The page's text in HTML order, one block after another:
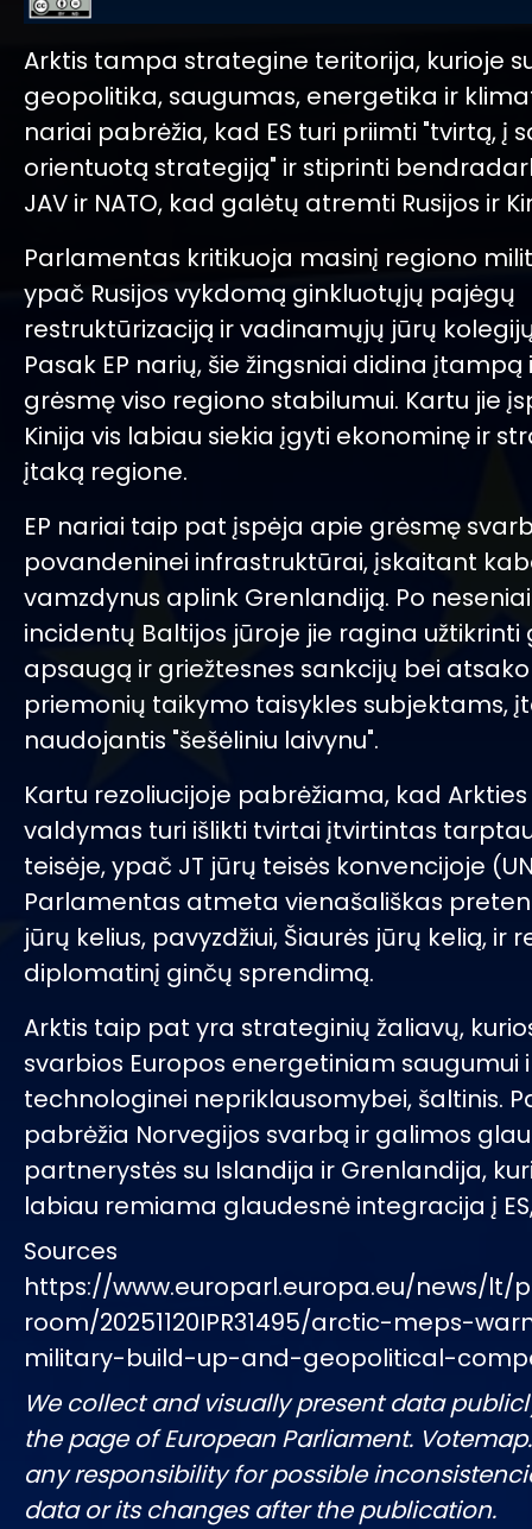
Arktis tampa strategine teritorija, kurioje
geopolitika, saugumas, energetika ir
nariai pabrėžia, kad ES turi priimti "tvirtą, į
orientuotą strategiją" ir stiprinti
JAV ir NATO, kad galėtų atremti Rusijos ir
Parlamentas kritikuoja masinį regiono
ypač Rusijos vykdomą ginkluotųjų pajėgų
restruktūrizaciją ir vadinamųjų jūrų
Pasak EP narių, šie žingsniai didina įtampą
grėsmę viso regiono stabilumui. Kartu jie
Kinija vis labiau siekia įgyti ekonominę ir
įtaką regione.
EP nariai taip pat įspėja apie grėsmę
povandeninei infrastruktūrai, įskaitant
vamzdynus aplink Grenlandiją. Po
incidentų Baltijos jūroje jie ragina užtikrinti
apsaugą ir griežtesnes sankcijų bei
priemonių taikymo taisykles subjektams,
naudojantis "šešėliniu laivynu".
Kartu rezoliucijoje pabrėžiama, kad
valdymas turi išlikti tvirtai įtvirtintas
teisėje, ypač JT jūrų teisės konvencijoje
Parlamentas atmeta vienašališkas
jūrų kelius, pavyzdžiui, Šiaurės jūrų kelią, ir
diplomatinį ginčų sprendimą.
Arktis taip pat yra strateginių žaliavų,
svarbios Europos energetiniam saugumui
technologinei nepriklausomybei, šaltinis.
pabrėžia Norvegijos svarbą ir galimos
partnerystės su Islandija ir Grenlandija,
labiau remiama glaudesnė integracija į
Sources
https://www.europarl.europa.eu/news/lt/
room/20251120IPR31495/arctic-meps-
military-build-up-and-geopolitical-
We collect and visually present data
the page of European Parliament.
any responsibility for possible
data or its changes after the publication.